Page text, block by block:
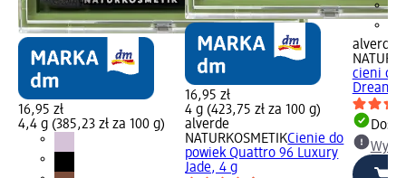
16,95 zł
4,4 g (385,23 zł za 100 g)
16,95 zł
4 g (423,75 zł za 100 g)
alverde
NATURKOSMETIKCienie do
powiek Quattro 96 Luxury
Jade, 4 g
alverde
cieni do
Dreams,